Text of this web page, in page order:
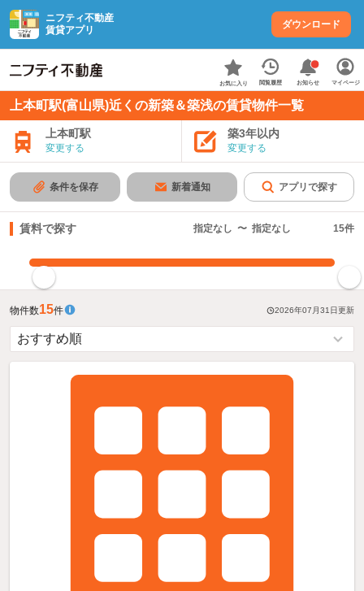
ニフティ不動産
賃貸アプリ
ダウンロード
お気に入り 閲覧履歴 お知らせ マイページ
上本町駅(富山県)近くの新築＆築浅の賃貸物件一覧
上本町駅
変更する
築3年以内
変更する
条件を保存 新着通知 アプリで探す
賃料で探す 指定なし 〜 指定なし 15件
物件数15件 2026年07月31日更新